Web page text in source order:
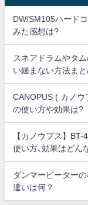
DW/SM105ハード
みた感想は?
スネアドラムやタ
い緩まない方法まと
CANOPUS ( カノ
の使い方や効果は?
【カノウプス】
使い方､効果はどん
ダンマービーター
違いは何？